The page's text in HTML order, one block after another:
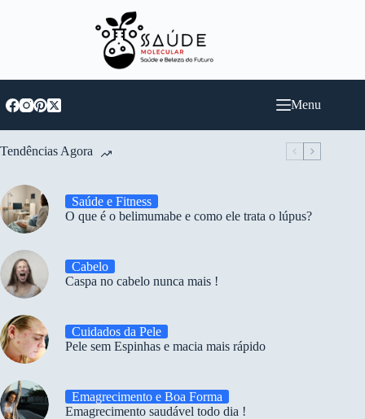
Menu
Tendências Agora
Saúde e Fitness
O que é o belimumabe e como ele trata o lúpus?
Cabelo
Caspa no cabelo nunca mais !
Cuidados da Pele
Pele sem Espinhas e macia mais rápido
Emagrecimento e Boa Forma
Emagrecimento saudável todo dia !